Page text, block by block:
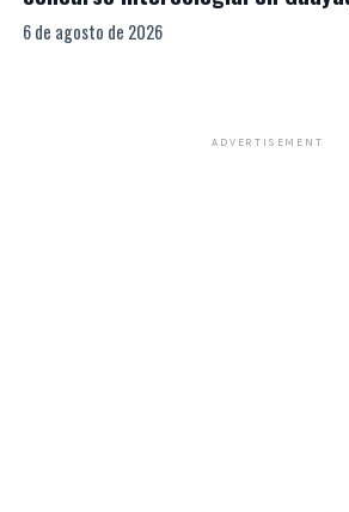
6 de agosto de 2026
ADVERTISEMENT